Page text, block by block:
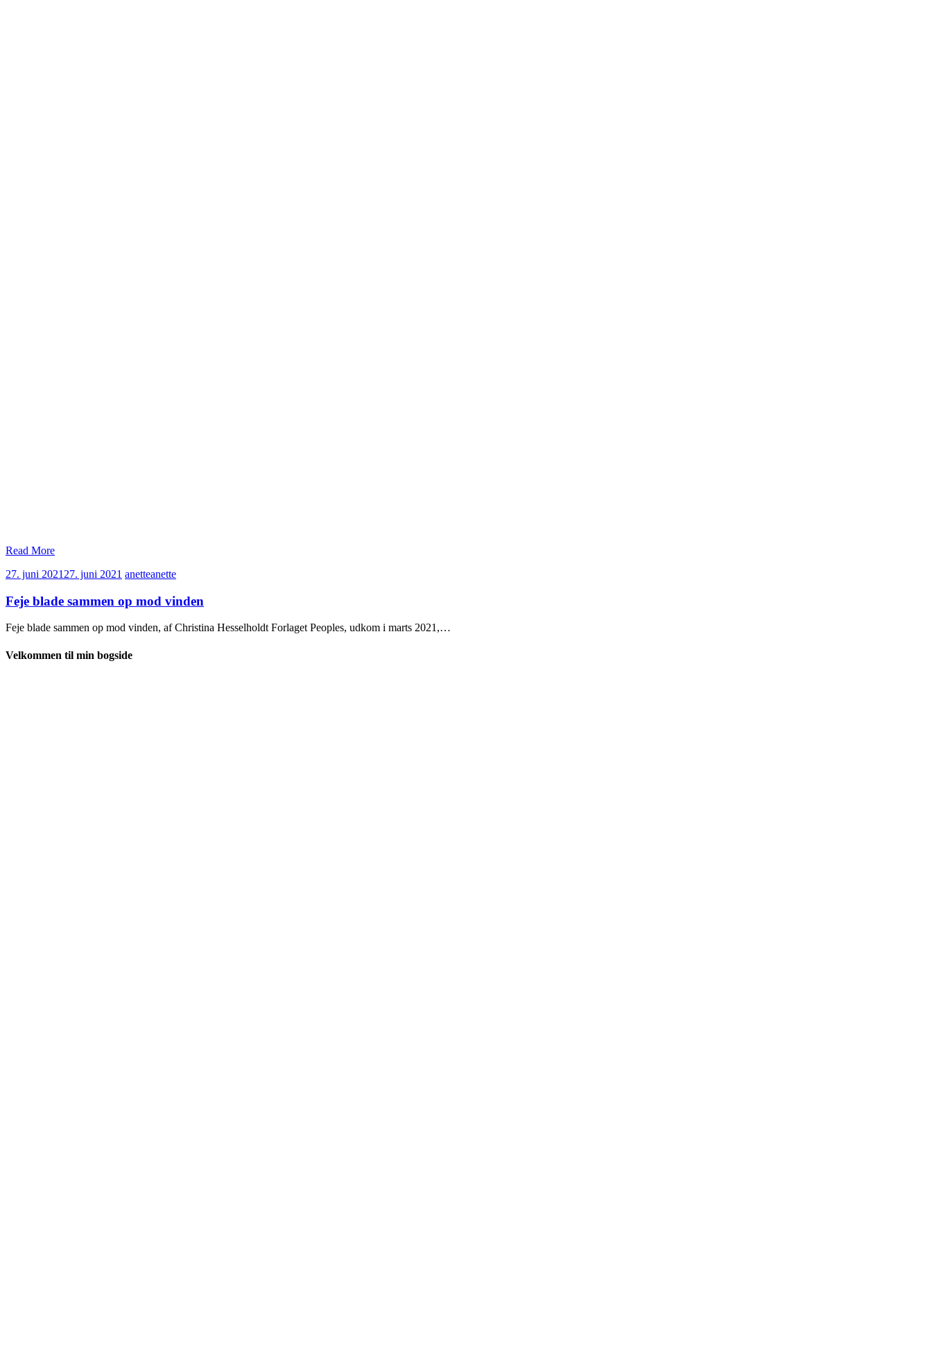
Read More
27. juni 2021 27. juni 2021 anetteanette
Feje blade sammen op mod vinden
Feje blade sammen op mod vinden, af Christina Hesselholdt Forlaget Peoples, udkom i marts 2021,…
Velkommen til min bogside